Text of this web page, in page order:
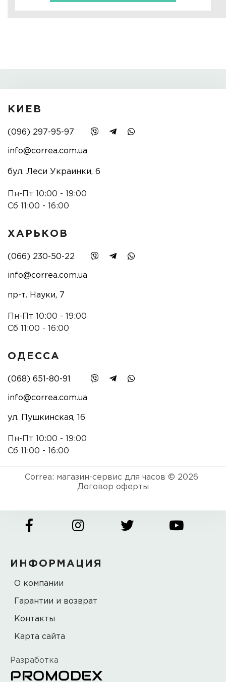
КИЕВ
(096) 297-95-97
info@correa.com.ua
бул. Леси Украинки, 6
Пн-Пт 10:00 - 19:00
Сб 11:00 - 16:00
ХАРЬКОВ
(066) 230-50-22
info@correa.com.ua
пр-т. Науки, 7
Пн-Пт 10:00 - 19:00
Сб 11:00 - 16:00
ОДЕССА
(068) 651-80-91
info@correa.com.ua
ул. Пушкинская, 16
Пн-Пт 10:00 - 19:00
Сб 11:00 - 16:00
Correa: магазин-сервис для часов © 2026
Договор оферты
ИНФОРМАЦИЯ
О компании
Гарантии и возврат
Контакты
Карта сайта
Разработка
PROMODEX